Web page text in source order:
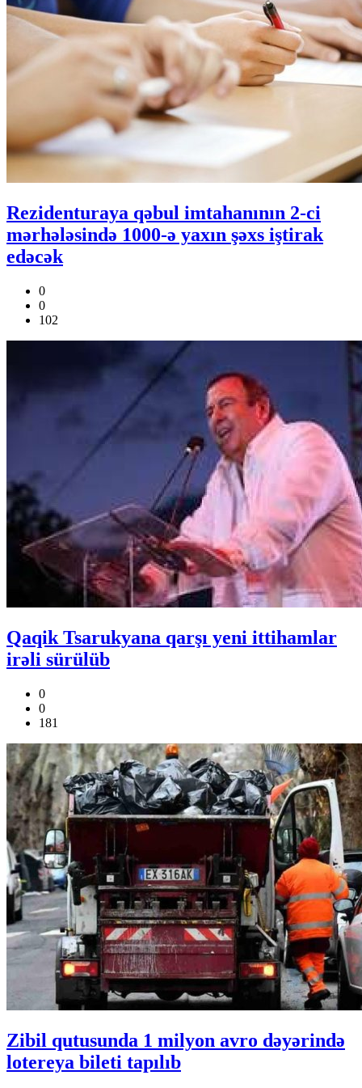
Rezidenturaya qəbul imtahanının 2-ci
mərhələsində 1000-ə yaxın şəxs iştirak
edəcək
0
0
102
Qaqik Tsarukyana qarşı yeni ittihamlar
irəli sürülüb
0
0
181
Zibil qutusunda 1 milyon avro dəyərində
lotereya bileti tapılıb